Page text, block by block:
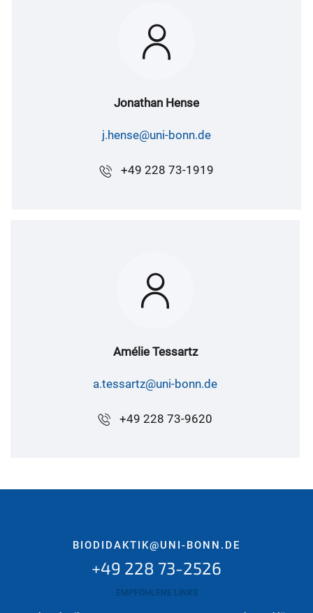
Jonathan Hense
j.hense@uni-bonn.de
+49 228 73-1919
Amélie Tessartz
a.tessartz@uni-bonn.de
+49 228 73-9620
BIODIDAKTIK@UNI-BONN.DE
+49 228 73-2526
EMPFOHLENE LINKS